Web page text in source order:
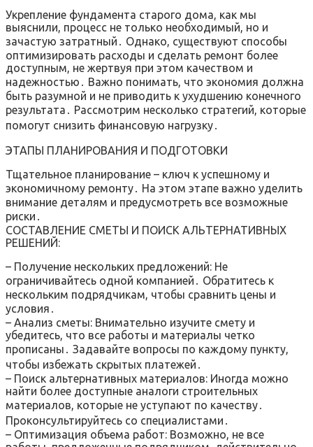
Укрепление фундамента старого дома, как мы
выяснили, процесс не только необходимый, но и
зачастую затратный․ Однако, существуют способы
оптимизировать расходы и сделать ремонт более
доступным, не жертвуя при этом качеством и
надежностью․ Важно понимать, что экономия должна
быть разумной и не приводить к ухудшению конечного
результата․ Рассмотрим несколько стратегий, которые
помогут снизить финансовую нагрузку․
ЭТАПЫ ПЛАНИРОВАНИЯ И ПОДГОТОВКИ
Тщательное планирование – ключ к успешному и
экономичному ремонту․ На этом этапе важно уделить
внимание деталям и предусмотреть все возможные
риски․
СОСТАВЛЕНИЕ СМЕТЫ И ПОИСК АЛЬТЕРНАТИВНЫХ
РЕШЕНИЙ:
– Получение нескольких предложений: Не
ограничивайтесь одной компанией․ Обратитесь к
нескольким подрядчикам, чтобы сравнить цены и
условия․
– Анализ сметы: Внимательно изучите смету и
убедитесь, что все работы и материалы четко
прописаны․ Задавайте вопросы по каждому пункту,
чтобы избежать скрытых платежей․
– Поиск альтернативных материалов: Иногда можно
найти более доступные аналоги строительных
материалов, которые не уступают по качеству․
Проконсультируйтесь со специалистами․
– Оптимизация объема работ: Возможно, не все